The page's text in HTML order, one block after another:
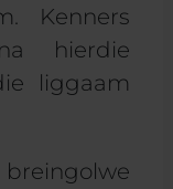
Kenners
hierdie
liggaam